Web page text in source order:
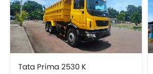
Tata Prima 2530 K